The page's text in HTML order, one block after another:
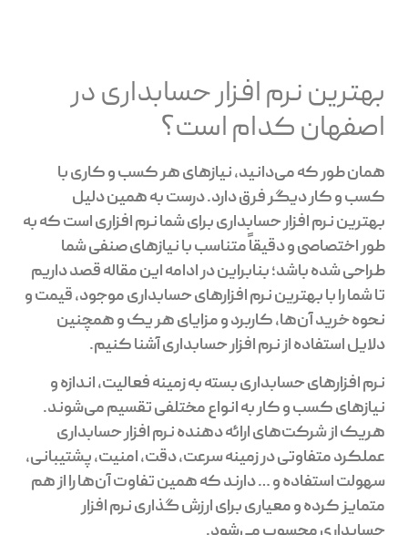
بهترین نرم افزار حسابداری در
اصفهان کدام است؟
همان طور که می‌دانید، نیازهای هر کسب و کاری با
کسب و کار دیگر فرق دارد. درست به همین دلیل
بهترین نرم افزار حسابداری برای شما نرم افزاری است که به
طور اختصاصی و دقیقاً متناسب با نیازهای صنفی شما
طراحی شده باشد؛ بنابراین در ادامه این مقاله قصد داریم
تا شما را با بهترین نرم افزارهای حسابداری موجود، قیمت و
نحوه‌ خرید آن‌ها، کاربرد و مزایای هر یک و همچنین
دلایل استفاده از نرم افزار حسابداری آشنا کنیم.
نرم افزارهای حسابداری بسته به زمینه‌ فعالیت، اندازه و
نیازهای کسب و کار به انواع مختلفی تقسیم می‌شوند.
هریک از شرکت‌های ارائه دهنده‌ نرم افزار حسابداری
عملکرد متفاوتی در زمینه‌ سرعت، دقت، امنیت، پشتیبانی،
سهولت استفاده و … دارند که همین تفاوت آن‌ها را از هم
متمایز کرده و معیاری برای ارزش گذاری نرم افزار